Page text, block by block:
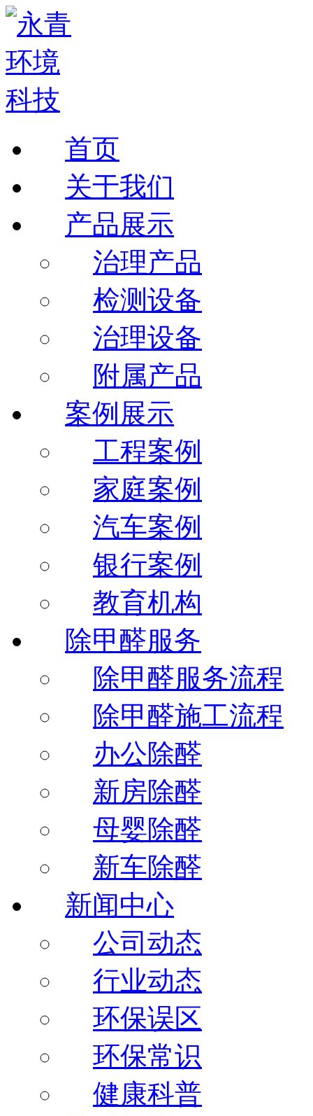
首页
关于我们
产品展示
治理产品
检测设备
治理设备
附属产品
案例展示
工程案例
家庭案例
汽车案例
银行案例
教育机构
除甲醛服务
除甲醛服务流程
除甲醛施工流程
办公除醛
新房除醛
母婴除醛
新车除醛
新闻中心
公司动态
行业动态
环保误区
环保常识
健康科普